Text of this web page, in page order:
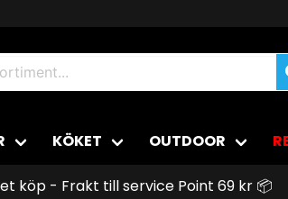
KÖKET OUTDOOR
köp - Frakt till service Point 69 kr 📦